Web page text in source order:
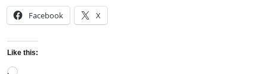
Facebook X
Like this:
Loading…